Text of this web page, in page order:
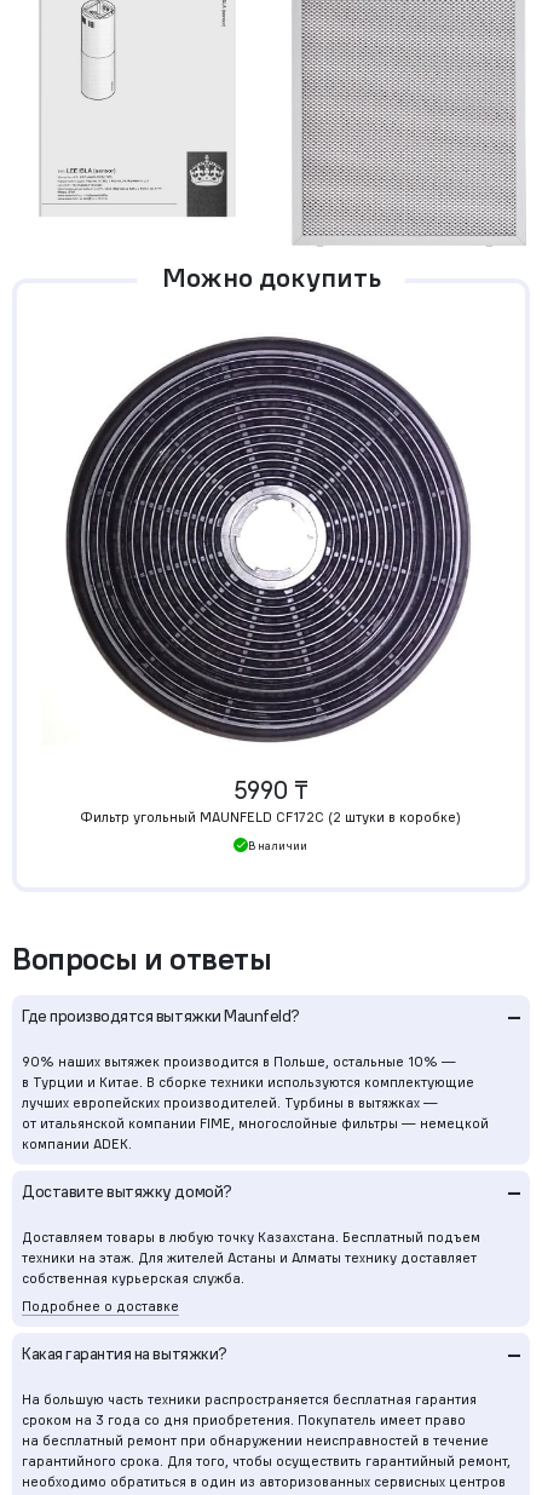
Вопросы и ответы
Где производятся вытяжки Maunfeld? –
90% наших вытяжек производится в Польше, остальные 10% —
в Турции и Китае. В сборке техники используются комплектующие
лучших европейских производителей. Турбины в вытяжках —
от итальянской компании FIME, многослойные фильтры — немецкой
компании ADEK.
Доставите вытяжку домой? –
Доставляем товары в любую точку Казахстана. Бесплатный подъем
техники на этаж. Для жителей Астаны и Алматы технику доставляет
собственная курьерская служба.
Подробнее о доставке
Какая гарантия на вытяжки? –
На большую часть техники распространяется бесплатная гарантия
сроком на 3 года со дня приобретения. Покупатель имеет право
на бесплатный ремонт при обнаружении неисправностей в течение
гарантийного срока. Для того, чтобы осуществить гарантийный ремонт,
необходимо обратиться в один из авторизованных сервисных центров
Можно докупить
5990 ₸
Фильтр угольный MAUNFELD CF172C (2 штуки в коробке)
В наличии